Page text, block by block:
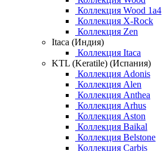
Коллекция Wood 1a4
Коллекция X-Rock
Коллекция Zen
Itaca (Индия)
Коллекция Itaca
KTL (Keratile) (Испания)
Коллекция Adonis
Коллекция Alen
Коллекция Anthea
Коллекция Arhus
Коллекция Aston
Коллекция Baikal
Коллекция Belstone
Коллекция Carbis